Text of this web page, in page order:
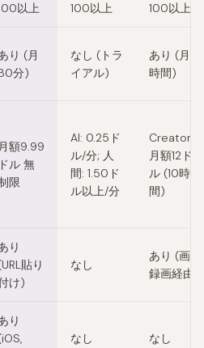
以上 100以上 100以上
り (月
分)
なし (トラ
イアル)
あり (月1
時間)
月額9.99
ドル 無
限
AI: 0.25ド
ル/分; 人
間: 1.50ド
ル以上/分
Creator:
月額12ド
ル (10時
間)
り
貼り
け)
なし
あり (画面
録画経由)
り
なし なし